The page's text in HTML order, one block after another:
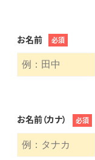
お名前 必須
お名前（カナ） 必須